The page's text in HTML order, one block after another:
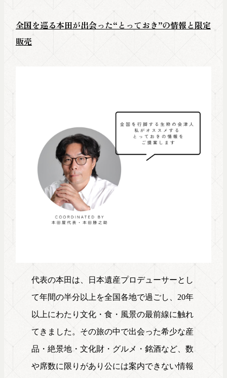
全国を巡る本田が出会った“とっておき”の情報と限定
販売
代表の本田は、日本遺産プロデューサーとし
て年間の半分以上を全国各地で過ごし、20年
以上にわたり文化・食・風景の最前線に触れ
てきました。その旅の中で出会った希少な産
品・絶景地・文化財・グルメ・銘酒など、数
や席数に限りがあり公には案内できない情報